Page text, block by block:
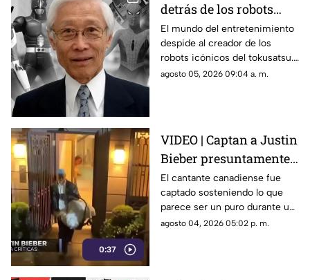
detrás de los robots
icónicos del tokusatsu
y los Power Rangers
El mundo del entretenimiento
despide al creador de los
robots icónicos del tokusatsu.
Su trabajo revolucionó series
agosto 05, 2026 09:04 a. m.
0:37
VIDEO | Captan a Justin
Bieber presuntamente
fumando cerca de su
bebé
El cantante canadiense fue
captado sosteniendo lo que
parece ser un puro durante un
paseo familiar en yate,
agosto 04, 2026 05:02 p. m.